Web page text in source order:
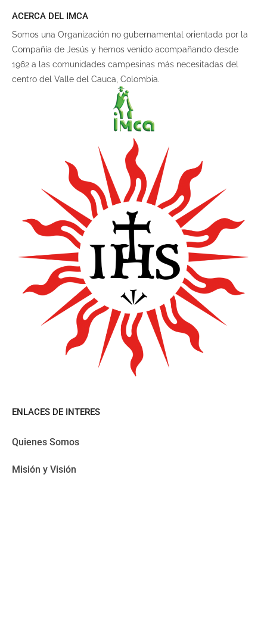
ACERCA DEL IMCA
Somos una Organización no gubernamental orientada por la
Compañía de Jesús y hemos venido acompañando desde
1962 a las comunidades campesinas más necesitadas del
centro del Valle del Cauca, Colombia.
ENLACES DE INTERES
Quienes Somos
Misión y Visión